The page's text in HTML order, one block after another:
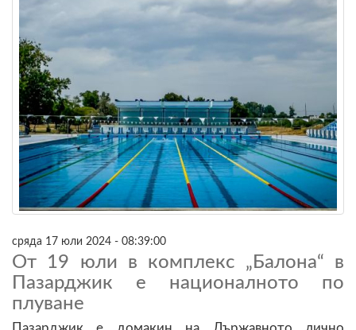
сряда 17 юли 2024 - 08:39:00
От 19 юли в комплекс „Балона“ в
Пазарджик е националното по
плуване